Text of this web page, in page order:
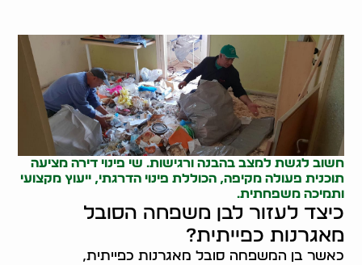
חשוב לגשת למצב בהבנה ורגישות. שי פינוי דירה מציעה
תוכנית פעולה מקיפה, הכוללת פינוי הדרגתי, ייעוץ מקצועי
ותמיכה משפחתית.
כיצד לעזור לבן משפחה הסובל
מאגרנות כפייתית?
כאשר בן המשפחה סובל מאגרנות כפייתית,